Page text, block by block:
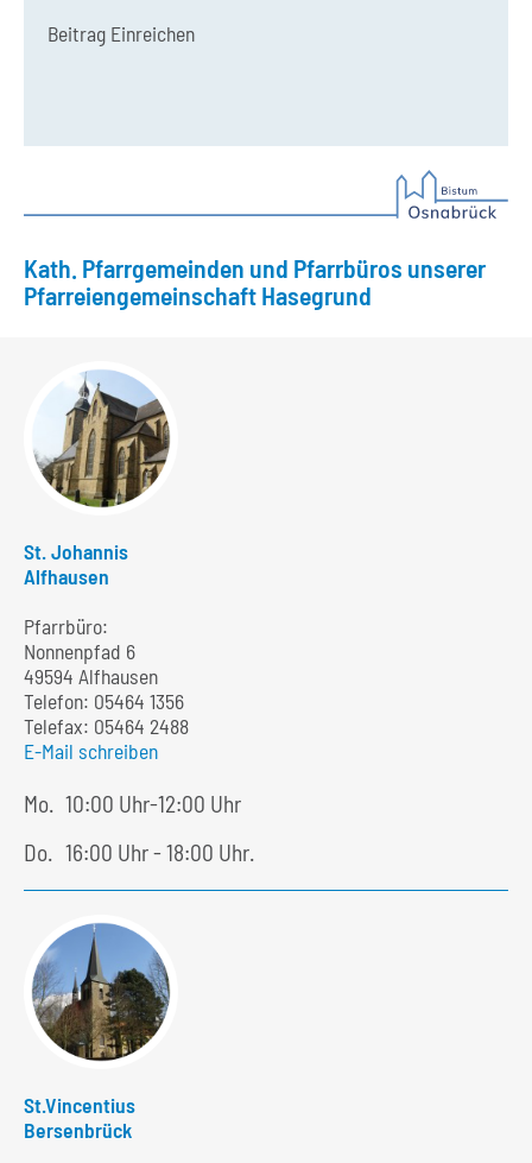
Beitrag Einreichen
Kath. Pfarrgemeinden und Pfarrbüros unserer
Pfarreiengemeinschaft Hasegrund
St. Johannis
Alfhausen
Pfarrbüro:
Nonnenpfad 6
49594 Alfhausen
Telefon: 05464 1356
Telefax: 05464 2488
E-Mail schreiben
Mo.
10:00 Uhr-12:00 Uhr
Do.
16:00 Uhr - 18:00 Uhr.
St.Vincentius
Bersenbrück